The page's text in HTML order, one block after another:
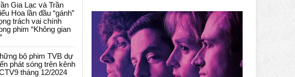
Gia Lạc và Trần
Hoa lần đầu “gánh”
trách vai chính
phim “Không gian
bộ phim TVB dự
phát sóng trên kênh
tháng 12/2024